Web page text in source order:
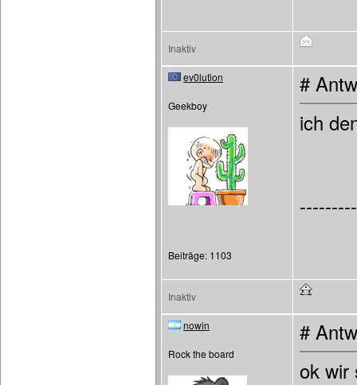
Inaktiv
ev0lution
Geekboy
Beiträge: 1103
#
ich
Inaktiv
nowin
Rock the board
#
ok wir